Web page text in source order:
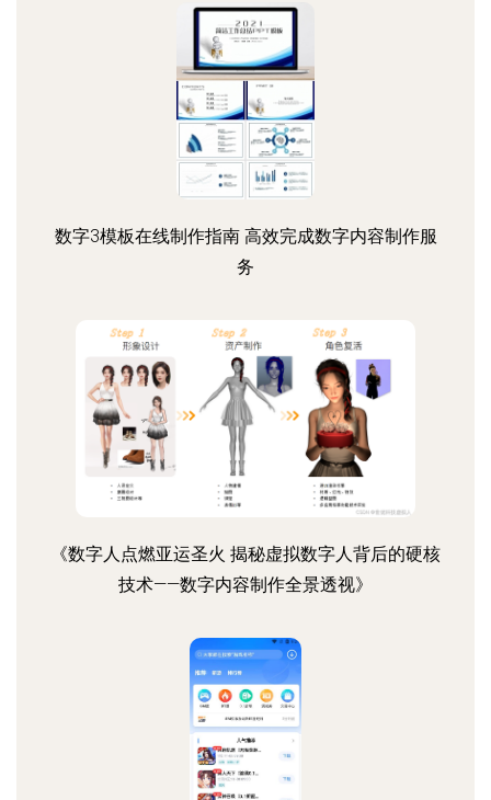
数字3模板在线制作指南 高效完成数字内容制作服
务
《数字人点燃亚运圣火 揭秘虚拟数字人背后的硬核
技术——数字内容制作全景透视》